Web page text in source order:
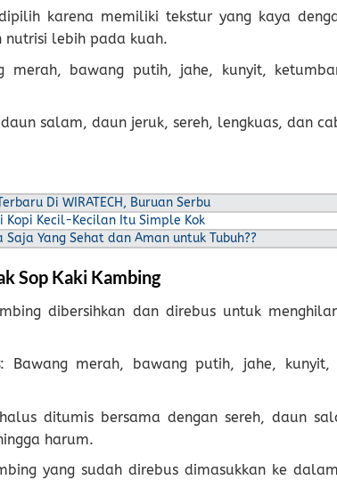
karena memiliki tekstur yang kaya
nutrisi lebih pada kuah.
merah, bawang putih, jahe, kunyit,
salam, daun jeruk, sereh, lengkuas, dan
Di WIRATECH, Buruan Serbu
Kopi Kecil-Kecilan Itu Simple Kok
Yang Sehat dan Aman untuk Tubuh??
Sop Kaki Kambing
dibersihkan dan direbus untuk
: Bawang merah, bawang putih, jahe, kunyit,
ditumis bersama dengan sereh, daun
harum.
yang sudah direbus dimasukkan ke